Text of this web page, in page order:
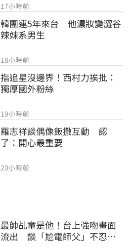
17小時前
韓團連5年來台　他濃妝變澀谷
辣妹系男生
18小時前
指追星沒邊界！西村力挨批：
獨厚國外粉絲
19小時前
羅志祥談偶像飯撒互動　認
了：開心最重要
20小時前
最帥乩童是他！台上強吻畫面
流出 談「尬電師父」不忍發